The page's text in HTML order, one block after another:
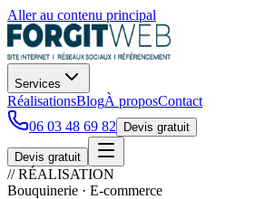
Aller au contenu principal
Services
RéalisationsBlogÀ proposContact
06 03 48 69 82
Devis gratuit
Devis gratuit
// RÉALISATION
Bouquinerie · E-commerce